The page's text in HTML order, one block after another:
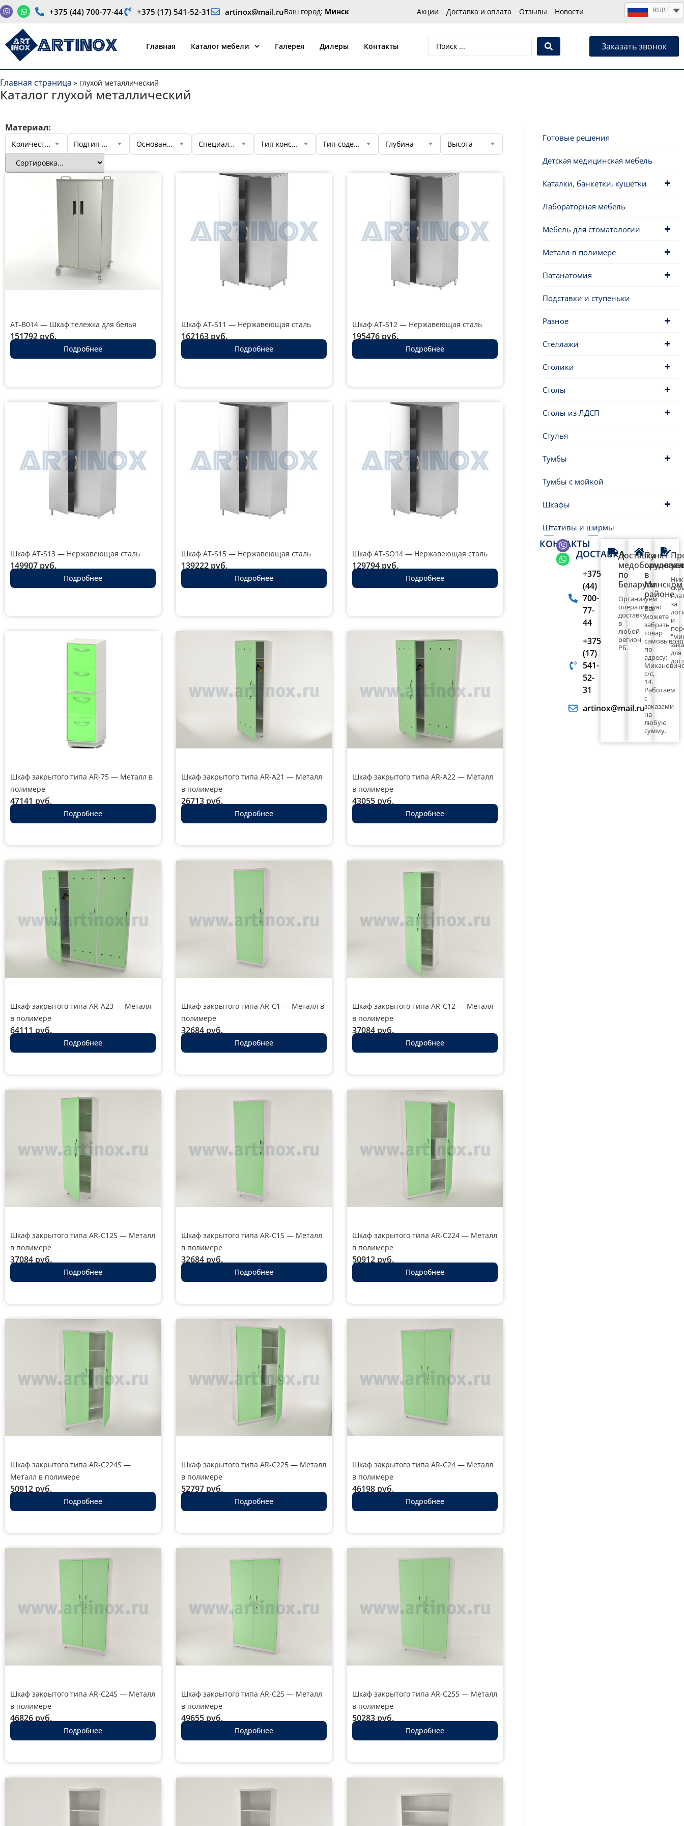
Главная страница » глухой металлический
Каталог глухой металлический
Материал:
Количество секций Подтип шкафа Основание Специализация Тип конструкции Тип содержимого Глубина Высота
AT-B014 — Шкаф тележка для белья
151792 руб.
Подробнее
Шкаф AT-S11 — Нержавеющая сталь
162163 руб.
Подробнее
Шкаф AT-S12 — Нержавеющая сталь
195476 руб.
Подробнее
Шкаф AT-S13 — Нержавеющая сталь
149907 руб.
Подробнее
Шкаф AT-S15 — Нержавеющая сталь
139222 руб.
Подробнее
Шкаф AT-SO14 — Нержавеющая сталь
129794 руб.
Подробнее
Шкаф закрытого типа AR-75 — Металл в
полимере
47141 руб.
Подробнее
Шкаф закрытого типа AR-A21 — Металл
в полимере
26713 руб.
Подробнее
Шкаф закрытого типа AR-A22 — Металл
в полимере
43055 руб.
Подробнее
Шкаф закрытого типа AR-A23 — Металл
в полимере
64111 руб.
Подробнее
Шкаф закрытого типа AR-C1 — Металл в
полимере
32684 руб.
Подробнее
Шкаф закрытого типа AR-C12 — Металл
в полимере
37084 руб.
Подробнее
Шкаф закрытого типа AR-C12S — Металл
в полимере
37084 руб.
Подробнее
Шкаф закрытого типа AR-C1S — Металл
в полимере
32684 руб.
Подробнее
Шкаф закрытого типа AR-C224 — Металл
в полимере
50912 руб.
Подробнее
Шкаф закрытого типа AR-C224S —
Металл в полимере
50912 руб.
Подробнее
Шкаф закрытого типа AR-C225 — Металл
в полимере
52797 руб.
Подробнее
Шкаф закрытого типа AR-C24 — Металл
в полимере
46198 руб.
Подробнее
Шкаф закрытого типа AR-C24S — Металл
в полимере
46826 руб.
Подробнее
Шкаф закрытого типа AR-C25 — Металл
в полимере
49655 руб.
Подробнее
Шкаф закрытого типа AR-C25S — Металл
в полимере
50283 руб.
Подробнее
Готовые решения
Детская медицинская мебель
Каталки, банкетки, кушетки
Лабораторная мебель
Мебель для стоматологии
Металл в полимере
Патанатомия
Подставки и ступеньки
Разное
Стеллажи
Столики
Столы
Столы из ЛДСП
Стулья
Тумбы
Тумбы с мойкой
Шкафы
Штативы и ширмы
КОНТАКТЫ
+375
(44)
700-
77-
44
+375
(17)
541-
52-
31
artinox@mail.ru
ДОСТАВКАДоставка
по
Беларуси
Организуем
оперативную
доставку
в
любой
регион
РБ.
Пункт
в
Минском
районе
Вы
можете
забрать
товар
по
адресу:
с/с,
14.
Работаем
с
заказами
на
любую
сумму.
за
и
для
+375 (44) 700-77-44 +375 (17) 541-52-31 artinox@mail.ruВаш город: Минск Акции Доставка и оплата Отзывы Новости RUB
Производство медицинской продукции и оборудования от производителя Артинокс
Главная Каталог мебели Галерея Дилеры Контакты Заказать звонок